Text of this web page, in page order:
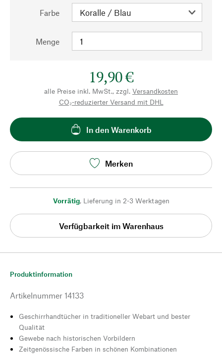
Farbe
Menge
19,90 €
alle Preise inkl. MwSt., zzgl. Versandkosten
CO₂-reduzierter Versand mit DHL
In den Warenkorb
Merken
Vorrätig, Lieferung in 2-3 Werktagen
Verfügbarkeit im Warenhaus
Produktinformation
Artikelnummer 14133
Geschirrhandtücher in traditioneller Webart und bester
Qualität
Gewebe nach historischen Vorbildern
Zeitgenössische Farben in schönen Kombinationen